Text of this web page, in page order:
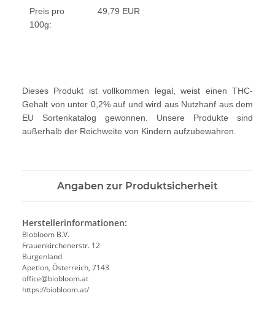
Preis pro
100g:
49,79 EUR
Dieses Produkt ist vollkommen legal, weist einen THC-
Gehalt von unter 0,2% auf und wird aus Nutzhanf aus dem
EU Sortenkatalog gewonnen. Unsere Produkte sind
außerhalb der Reichweite von Kindern aufzubewahren.
Angaben zur Produktsicherheit
Herstellerinformationen:
Biobloom B.V.
Frauenkirchenerstr. 12
Burgenland
Apetlon, Österreich, 7143
office@biobloom.at
https://biobloom.at/